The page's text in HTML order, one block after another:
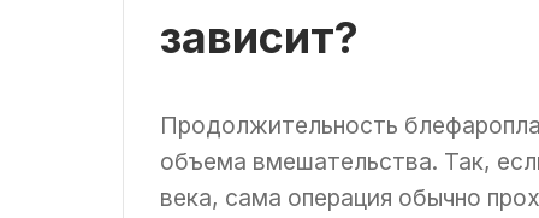
зависит?
Продолжительность
объема вмешательства. Так,
века, сама операция обычно